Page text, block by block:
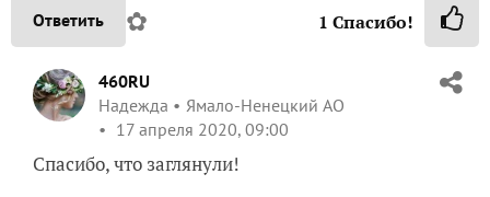
Ответить ✿ 1 Спасибо!
460RU
Надежда
Ямало-Ненецкий АО
17 апреля 2020, 09:00
Спасибо, что заглянули!